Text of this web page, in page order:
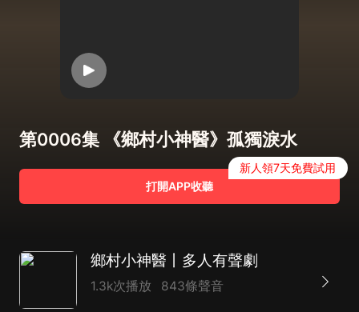
第0006集 《鄉村小神醫》孤獨淚水
打開APP收聽
新人領7天免費試用
鄉村小神醫丨多人有聲劇
1.3k次播放 843條聲音